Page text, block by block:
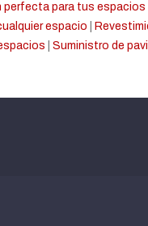
perfecta para tus espacios
espacio
Suministro de